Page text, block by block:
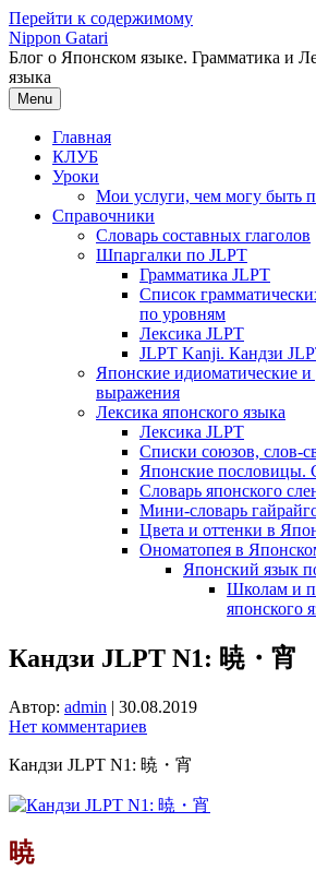
Перейти к содержимому
Nippon Gatari
Блог о Японском языке. Грамматика и
языка
Menu
Главная
КЛУБ
Уроки
Мои услуги, чем могу быть
Справочники
Словарь составных глаголов
Шпаргалки по JLPT
Грамматика JLPT
Список
по уровням
Лексика JLPT
JLPT Kanji. Кандзи
Японские идиоматические
выражения
Лексика японского языка
Лексика JLPT
Списки союзов, слов-
Японские пословицы.
Словарь японского
Мини-словарь
Цвета и оттенки в
Ономатопея в
Японский язык
Школам и
японского
Кандзи JLPT N1: 暁・宵
Автор: admin | 30.08.2019
Нет комментариев
Кандзи JLPT N1: 暁・宵
暁